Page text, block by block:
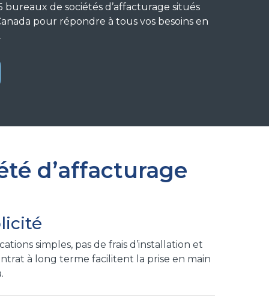
bureaux de sociétés d’affacturage situés
pour répondre à tous vos besoins en
d’affacturage
simples, pas de frais d’installation et
à long terme facilitent la prise en main